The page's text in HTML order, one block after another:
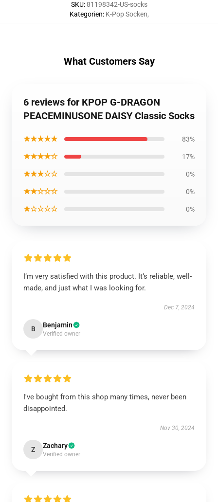
SKU:81198342-US-socks
Kategorien: K-Pop Socken,
What Customers Say
6 reviews for KPOP G-DRAGON
PEACEMINUSONE DAISY Classic Socks
★★★★★ 83%
★★★★☆ 17%
★★★☆☆ 0%
★★☆☆☆ 0%
★☆☆☆☆ 0%
I’m very satisfied with this product. It’s reliable, well-
made, and just what I was looking for.
Dec 7, 2024
B Benjamin
Verified owner
I've bought from this shop many times, never been
disappointed.
Nov 30, 2024
Z Zachary
Verified owner